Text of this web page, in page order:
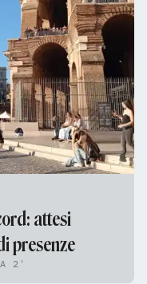
attesi
presenze
2'